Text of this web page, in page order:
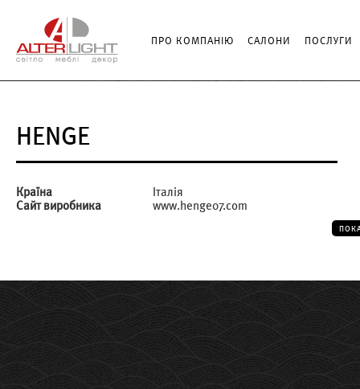
ПРО КОМПАНІЮ САЛОНИ ПОСЛУГИ
HENGE
Країна
Італія
Сайт виробника
www.henge07.com